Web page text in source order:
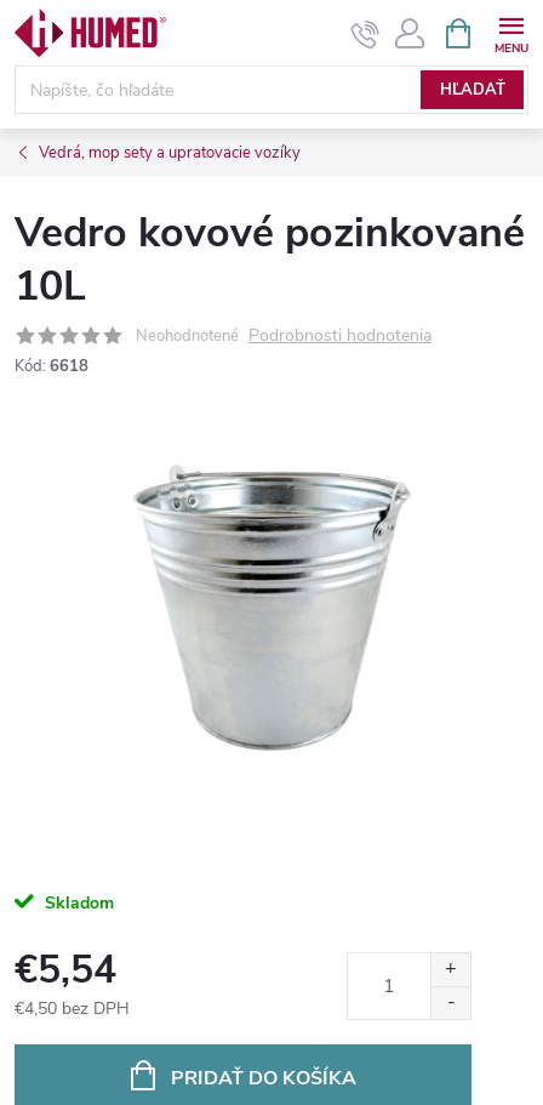
Prejsť
obsah
HĽADAŤ
KOŠÍK
Vedrá, mop sety a upratovacie vozíky
Vedro kovové pozinkované
10L
Neohodnotené Podrobnosti hodnotenia
Kód: 6618
Skladom
€5,54
€4,50 bez DPH
PRIDAŤ DO KOŠÍKA